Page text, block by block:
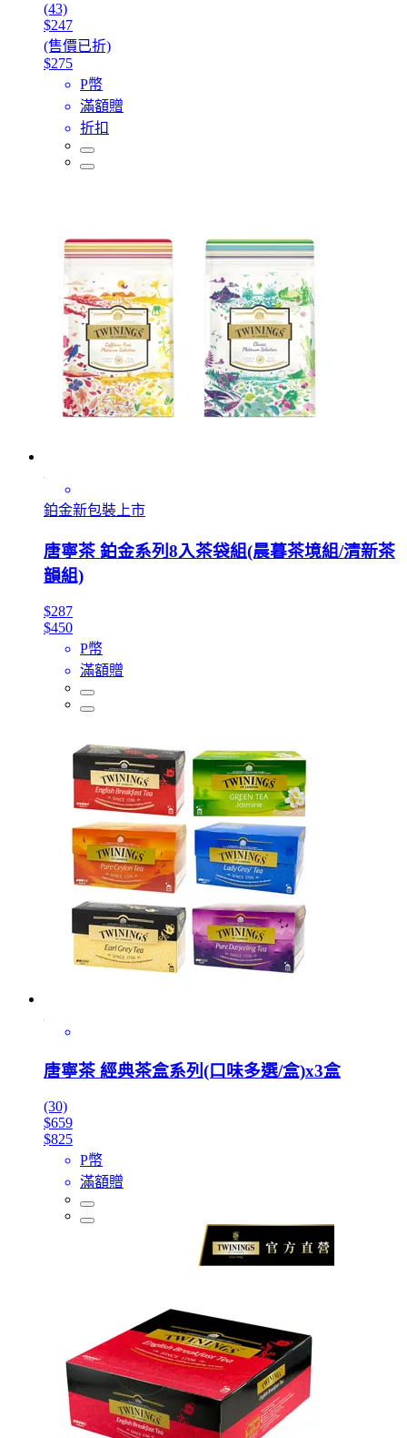
(43)
$247
(售價已折)
$275
P幣
滿額贈
折扣
鉑金新包裝上市
唐寧茶 鉑金系列8入茶袋組(晨暮茶境組/清新茶
韻組)
$287
$450
P幣
滿額贈
唐寧茶 經典茶盒系列(口味多選/盒)x3盒
(30)
$659
$825
P幣
滿額贈